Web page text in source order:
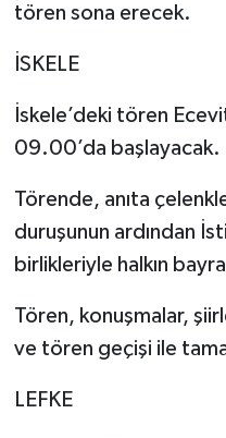
tören sona erecek.
İSKELE
İskele’deki tören
09.00’da başlayacak.
Törende, anıta
duruşunun ardından
birlikleriyle halkın
Tören, konuşmalar,
ve tören geçişi ile
LEFKE